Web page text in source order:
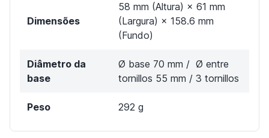
Dimensões
58 mm (Altura) × 61 mm
(Largura) × 158.6 mm
(Fundo)
Diâmetro da
base
Ø base 70 mm / Ø entre
tornillos 55 mm / 3 tornillos
Peso 292 g